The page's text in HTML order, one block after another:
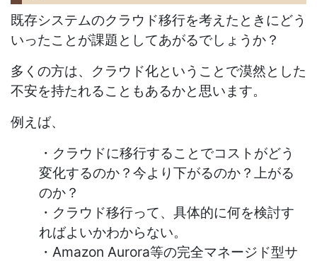
既存システムのクラウド移行を考えたときにどう
いったことが課題としてあがるでしょうか？
多くの方は、クラウド化ということで漠然とした
不安を持たれることもあるかと思います。
例えば、
・クラウドに移行することでコストがどう
変化するのか？今より下がるのか？上がる
のか？
・クラウド移行って、具体的に何を検討す
ればよいかわからない。
・Amazon Aurora等の完全マネージド型サ